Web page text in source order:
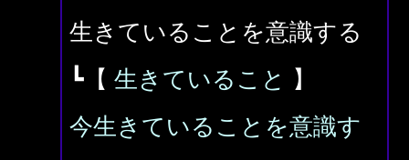
生きていることを意識する
┗【 生きていること
】
今生きていることを意識す